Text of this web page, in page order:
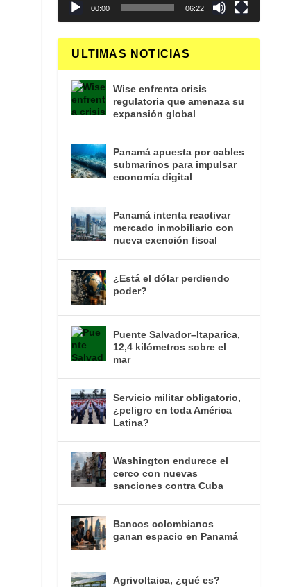
00:00 06:22
ULTIMAS NOTICIAS
Wise enfrenta crisis
regulatoria que amenaza su
expansión global
Panamá apuesta por cables
submarinos para impulsar
economía digital
Panamá intenta reactivar
mercado inmobiliario con
nueva exención fiscal
¿Está el dólar perdiendo
poder?
Puente Salvador–Itaparica,
12,4 kilómetros sobre el
mar
Servicio militar obligatorio,
¿peligro en toda América
Latina?
Washington endurece el
cerco con nuevas
sanciones contra Cuba
Bancos colombianos
ganan espacio en Panamá
Agrivoltaica, ¿qué es?